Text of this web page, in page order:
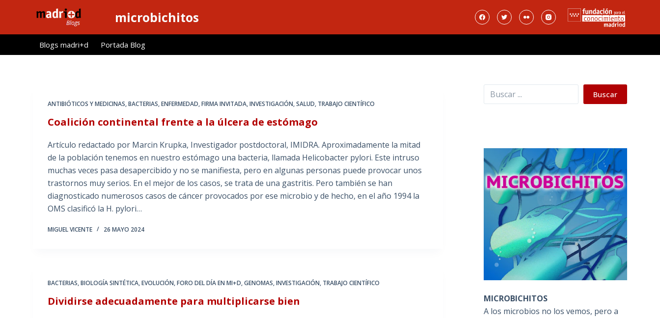
l
microbichitos
Blogs madri+d Portada Blog
ANTIBIÓTICOS Y MEDICINAS,BACTERIAS,ENFERMEDAD,FIRMA INVITADA,INVESTIGACIÓN,SALUD, TRABAJO CIENTÍFICO
Coalición continental frente a la úlcera de estómago
Artículo redactado por Marcin Krupka, Investigador postdoctoral, IMIDRA. Aproximadamente la mitad
de la población tenemos en nuestro estómago una bacteria, llamada Helicobacter pylori. Este intruso
muchas veces pasa desapercibido y no se manifiesta, pero en algunas personas puede provocar unos
trastornos muy serios. En el mejor de los casos, se trata de una gastritis. Pero también se han
diagnosticado numerosos casos de cáncer provocados por ese microbio y de hecho, en el año 1994 la
OMS clasificó la H. pylori…
MIGUEL VICENTE 26 MAYO 2024
BACTERIAS,BIOLOGÍA SINTÉTICA,EVOLUCIÓN,FORO DEL DÍA EN MI+D,GENOMAS,INVESTIGACIÓN, TRABAJO CIENTÍFICO
Dividirse adecuadamente para multiplicarse bien
Buscar Buscar
MICROBICHITOS
A los microbios no los vemos, pero a